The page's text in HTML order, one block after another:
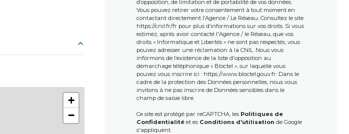
28.73 m²
5.20 m²
+
−
d’opposition, de limitation et de portabilité de vos données.
Vous pouvez retirer votre consentement à tout moment en
contactant directement l’Agence / Le Réseau. Consultez le site
https://cnil.fr/fr pour plus d’informations sur vos droits. Si vous
estimez, après avoir contacté l'Agence / le Réseau, que vos
droits « Informatique et Libertés » ne sont pas respectés, vous
pouvez adresser une réclamation à la CNIL. Nous vous
informons de l’existence de la liste d'opposition au
démarchage téléphonique « Bloctel », sur laquelle vous
pouvez vous inscrire ici : https://www.bloctel.gouv.fr . Dans le
cadre de la protection des Données personnelles, nous vous
invitons à ne pas inscrire de Données sensibles dans le
champ de saisie libre.
Ce site est protégé par reCAPTCHA, les Politiques de
Confidentialitéet es Conditions d'utilisation de Google
s'appliquent.